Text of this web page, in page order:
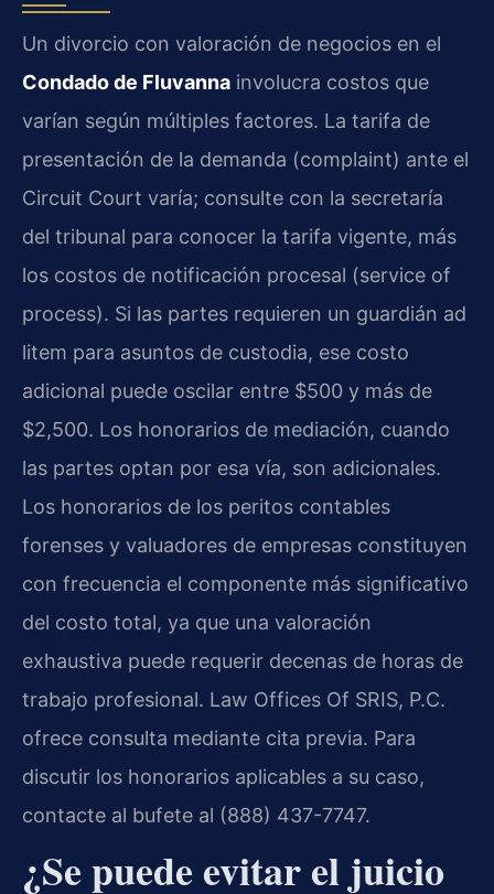
Un divorcio con valoración de negocios en el
Condado de Fluvanna involucra costos que
varían según múltiples factores. La tarifa de
presentación de la demanda (complaint) ante el
Circuit Court varía; consulte con la secretaría
del tribunal para conocer la tarifa vigente, más
los costos de notificación procesal (service of
process). Si las partes requieren un guardián ad
litem para asuntos de custodia, ese costo
adicional puede oscilar entre $500 y más de
$2,500. Los honorarios de mediación, cuando
las partes optan por esa vía, son adicionales.
Los honorarios de los peritos contables
forenses y valuadores de empresas constituyen
con frecuencia el componente más significativo
del costo total, ya que una valoración
exhaustiva puede requerir decenas de horas de
trabajo profesional. Law Offices Of SRIS, P.C.
ofrece consulta mediante cita previa. Para
discutir los honorarios aplicables a su caso,
contacte al bufete al (888) 437-7747.
¿Se puede evitar el juicio